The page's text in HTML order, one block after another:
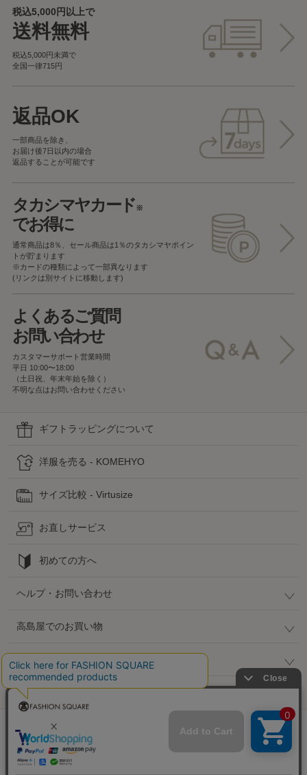
税込5,000円以上で
送料無料
税込5,000円未満で
全国一律715円
返品OK
一部商品を除き、
お届け後7日以内の場合
返品することが可能です
タカシマヤカード※
でお得に
通常商品は8％、セール商品は1％のタカシマヤポイン
トが貯まります
※カードの種類によって一部異なります
(リンクは別サイトに移動します)
よくあるご質問
お問い合わせ
カスタマーサポート営業時間
平日 10:00〜18:00
（土日祝、年末年始を除く）
不明な点はお問い合わせください
ギフトラッピングについて
洋服を売る - KOMEHYO
サイズ比較 - Virtusize
お直しサービス
初めての方へ
ヘルプ・お問い合わせ
高島屋でのお買い物
公式SNS
企業情報 / 規約 / 採用情報